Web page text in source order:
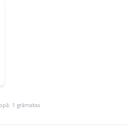
1 grāmatas